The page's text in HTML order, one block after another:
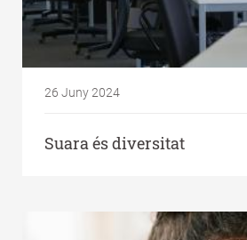
26 Juny 2024
Suara és diversitat